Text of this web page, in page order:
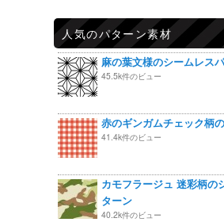
人気のパターン素材
麻の葉文様のシームレス
45.5k件のビュー
赤のギンガムチェック柄
41.4k件のビュー
カモフラージュ 迷彩柄の
ターン
40.2k件のビュー